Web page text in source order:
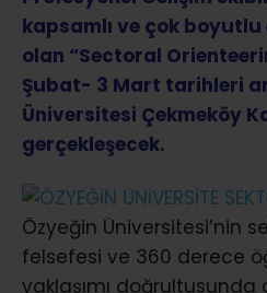
kapsamlı ve çok
olan “Sectoral
Şubat- 3 Mart tarihleri
Üniversitesi Çekmeköy
gerçekleşecek.
Özyeğin Üniversitesi’nin
felsefesi ve 360 derece
yaklaşımı